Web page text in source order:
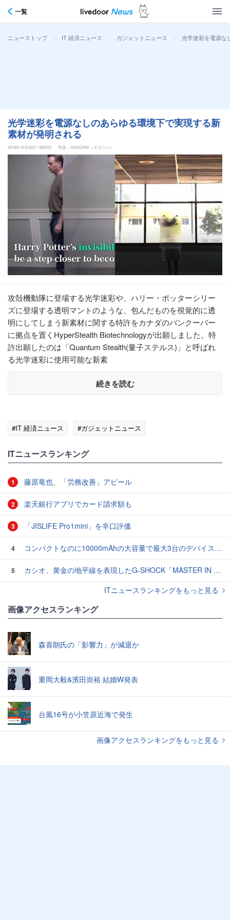
一覧
ニューストップ > IT 経済ニュース > ガジェットニュース > 光学迷彩を電源な
光学迷彩を電源なしのあらゆる環境下で実現する新
素材が発明される
2019年10月24日 14時0分 写真：GIGAZINE（ギガジン）
攻殻機動隊に登場する光学迷彩や、ハリー・ポッターシリー
ズに登場する透明マントのような、包んだものを視覚的に透
明にしてしまう新素材に関する特許をカナダのバンクーバー
に拠点を置くHyperStealth Biotechnologyが出願しました。特
許出願したのは「Quantum Stealth(量子ステルス)」と呼ばれ
る光学迷彩に使用可能な新素
続きを読む
#IT 経済ニュース #ガジェットニュース
ITニュースランキング
1 藤原竜也、「労務改善」アピール
2 楽天銀行アプリでカード請求額も
3 「JISLIFE Pro1mini」を辛口評価
4 コンパクトなのに10000mAhの大容量で最大3台のデバイスを同時充電できる半固体モバイルバッテリー「SMARTCOBY Pro SLIM SS」レビュー
5
カシオ、黄金の地平線を表現したG-SHOCK「MASTER IN HORIZON GOLD」3モデル
ITニュースランキングをもっと見る
画像アクセスランキング
森喜朗氏の「影響力」が減退か
重岡大毅&濱田崇裕 結婚W発表
台風16号が小笠原近海で発生
画像アクセスランキングをもっと見る